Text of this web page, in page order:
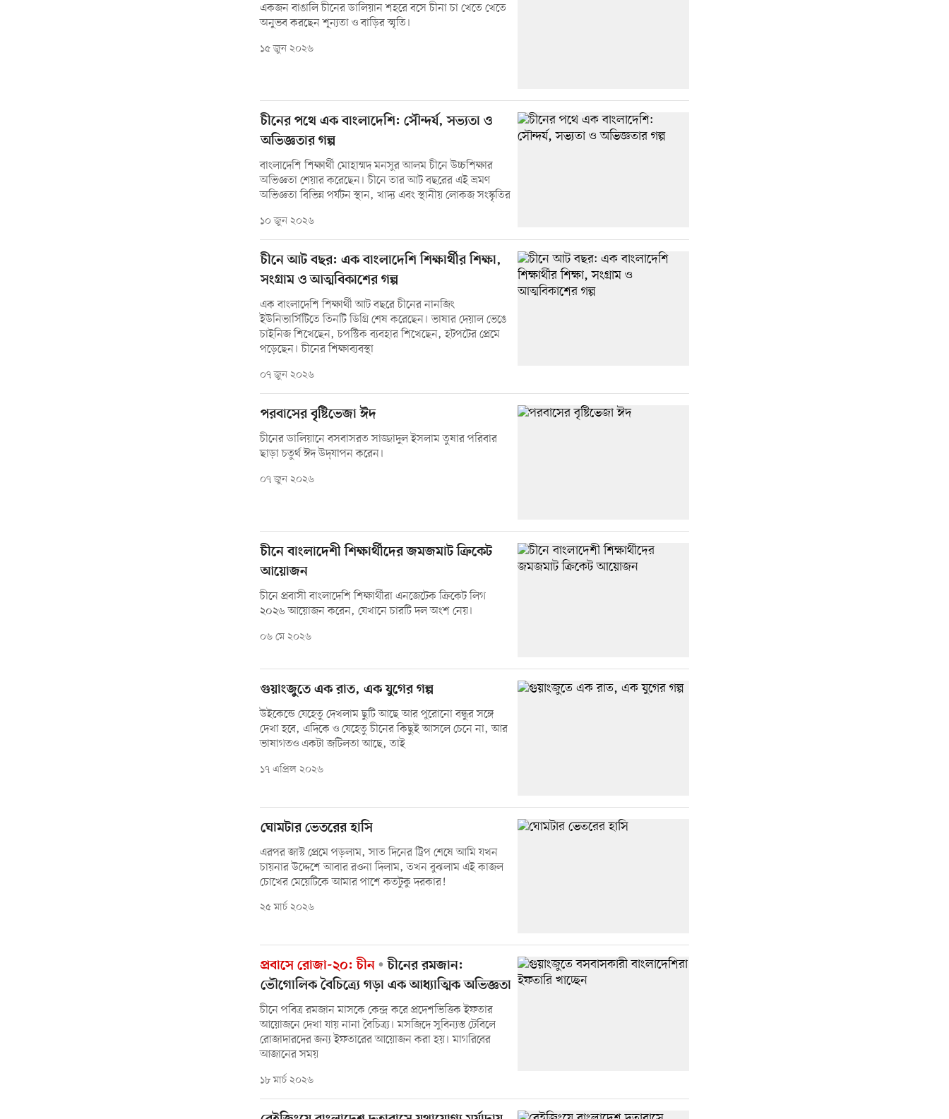
একজন বাঙালি চীনের ডালিয়ান শহরে বসে চীনা চা খেতে খেতে
অনুভব করছেন শূন্যতা ও বাড়ির স্মৃতি।
১৫ জুন ২০২৬
চীনের পথে এক বাংলাদেশি: সৌন্দর্য, সভ্যতা ও
অভিজ্ঞতার গল্প
বাংলাদেশি শিক্ষার্থী মোহাম্মদ মনসুর আলম চীনে উচ্চশিক্ষার
অভিজ্ঞতা শেয়ার করেছেন। চীনে তার আট বছরের এই ভ্রমণ
অভিজ্ঞতা বিভিন্ন পর্যটন স্থান, খাদ্য এবং স্থানীয় লোকজ সংস্কৃতির
১০ জুন ২০২৬
চীনে আট বছর: এক বাংলাদেশি শিক্ষার্থীর শিক্ষা,
সংগ্রাম ও আত্মবিকাশের গল্প
এক বাংলাদেশি শিক্ষার্থী আট বছরে চীনের নানজিং
ইউনিভার্সিটিতে তিনটি ডিগ্রি শেষ করেছেন। ভাষার দেয়াল ভেঙে
চাইনিজ শিখেছেন, চপস্টিক ব্যবহার শিখেছেন, হটপটের প্রেমে
পড়েছেন। চীনের শিক্ষাব্যবস্থা
০৭ জুন ২০২৬
পরবাসের বৃষ্টিভেজা ঈদ
চীনের ডালিয়ানে বসবাসরত সাজ্জাদুল ইসলাম তুষার পরিবার
ছাড়া চতুর্থ ঈদ উদ্‌যাপন করেন।
০৭ জুন ২০২৬
চীনে বাংলাদেশী শিক্ষার্থীদের জমজমাট ক্রিকেট
আয়োজন
চীনে প্রবাসী বাংলাদেশি শিক্ষার্থীরা এনজেটেক ক্রিকেট লিগ
২০২৬ আয়োজন করেন, যেখানে চারটি দল অংশ নেয়।
০৬ মে ২০২৬
গুয়াংজুতে এক রাত, এক যুগের গল্প
উইকেন্ডে যেহেতু দেখলাম ছুটি আছে আর পুরোনো বন্ধুর সঙ্গে
দেখা হবে, এদিকে ও যেহেতু চীনের কিছুই আসলে চেনে না, আর
ভাষাগতও একটা জটিলতা আছে, তাই
১৭ এপ্রিল ২০২৬
ঘোমটার ভেতরের হাসি
এরপর জাস্ট প্রেমে পড়লাম, সাত দিনের ট্রিপ শেষে আমি যখন
চায়নার উদ্দেশে আবার রওনা দিলাম, তখন বুঝলাম এই কাজল
চোখের মেয়েটিকে আমার পাশে কতটুকু দরকার!
২৫ মার্চ ২০২৬
প্রবাসে রোজা-২০: চীন
চীনের রমজান:
ভৌগোলিক বৈচিত্র্যে গড়া এক আধ্যাত্মিক অভিজ্ঞতা
চীনে পবিত্র রমজান মাসকে কেন্দ্র করে প্রদেশভিত্তিক ইফতার
আয়োজনে দেখা যায় নানা বৈচিত্র্য। মসজিদে সুবিন্যস্ত টেবিলে
রোজাদারদের জন্য ইফতারের আয়োজন করা হয়। মাগরিবের
আজানের সময়
১৮ মার্চ ২০২৬